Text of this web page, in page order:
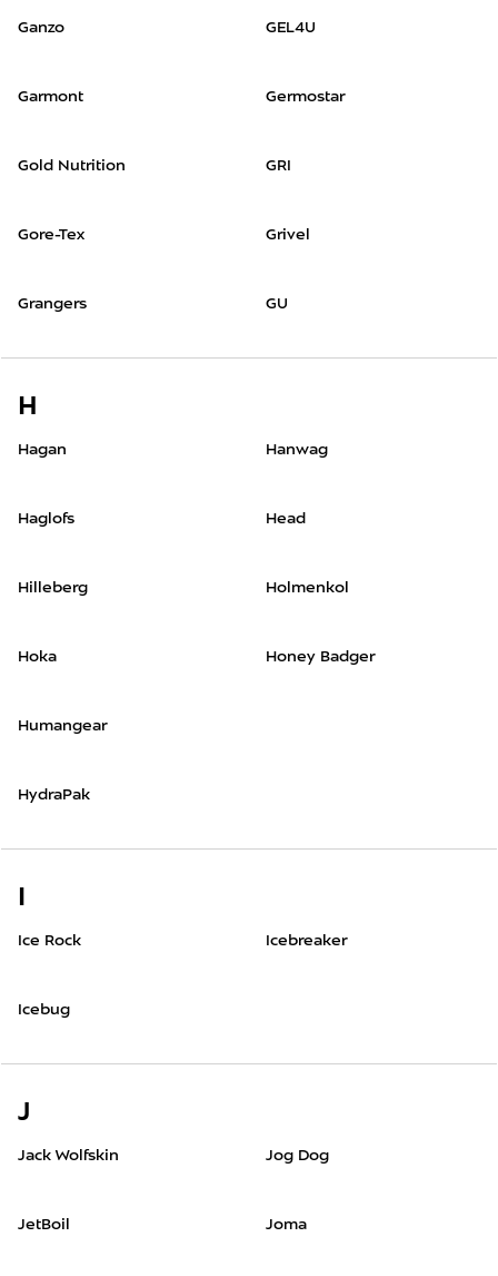
Ganzo
Garmont
GEL4U
Germostar
Gold Nutrition
Gore-Tex
Grangers
GRI
Grivel
GU
H
Hagan
Haglofs
Hanwag
Head
Hilleberg
Hoka
Holmenkol
Honey Badger
Humangear
HydraPak
I
Ice Rock Icebreaker
Icebug
J
Jack Wolfskin
JetBoil
Jog Dog
Joma